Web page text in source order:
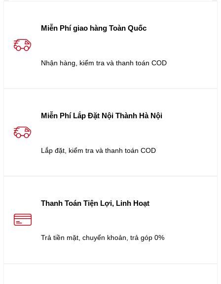
Miễn Phí giao hàng Toàn Quốc
Nhận hàng, kiểm tra và thanh toán COD
Miễn Phí Lắp Đặt Nội Thành Hà Nội
Lắp đặt, kiểm tra và thanh toán COD
Thanh Toán Tiện Lợi, Linh Hoạt
Trả tiền mặt, chuyển khoản, trả góp 0%